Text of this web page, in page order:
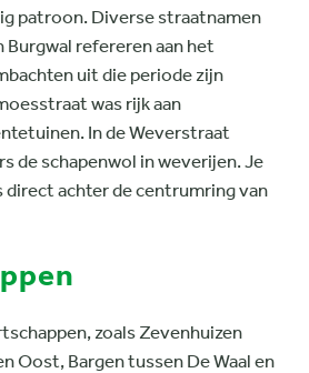
patroon. Diverse straatnamen
Burgwal refereren aan het
uit die periode zijn
was rijk aan
In de Weverstraat
de schapenwol in weverijen. Je
achter de centrumring van
zoals Zevenhuizen
Oost, Bargen tussen De Waal en